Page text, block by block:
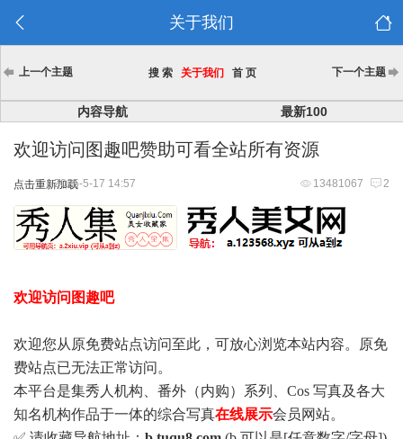
关于我们
上一个主题 搜 索 关于我们 首 页 下一个主题
内容导航 最新100
欢迎访问图趣吧赞助可看全站所有资源
点击重新加载 13481067 2
2025-5-17 14:57
欢迎访问图趣吧
欢迎您从原免费站点访问至此，可放心浏览本站内容。原免
费站点已无法正常访问。
本平台是集秀人机构、番外（内购）系列、Cos 写真及各大
知名机构作品于一体的综合写真在线展示会员网站。